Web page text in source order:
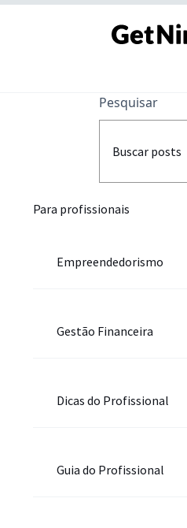
Pesquisar
Para profissionais
Empreendedorismo
Gestão Financeira
Dicas do Profissional
Guia do Profissional